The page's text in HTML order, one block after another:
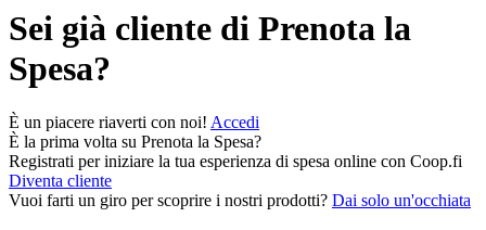
Sei già cliente di Prenota la
Spesa?
È un piacere riaverti con noi! Accedi
È la prima volta su Prenota la Spesa?
Registrati per iniziare la tua esperienza di spesa online con Coop.fi
Diventa cliente
Vuoi farti un giro per scoprire i nostri prodotti? Dai solo un'occhiata